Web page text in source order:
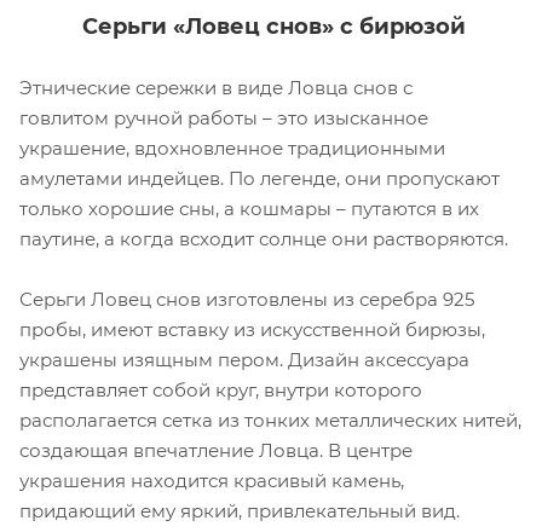
Серьги «Ловец снов» с бирюзой
Этнические сережки в виде Ловца снов с
говлитом ручной работы – это изысканное
украшение, вдохновленное традиционными
амулетами индейцев. По легенде, они пропускают
только хорошие сны, а кошмары – путаются в их
паутине, а когда всходит солнце они растворяются.
Серьги Ловец снов изготовлены из серебра 925
пробы, имеют вставку из искусственной бирюзы,
украшены изящным пером. Дизайн аксессуара
представляет собой круг, внутри которого
располагается сетка из тонких металлических нитей,
создающая впечатление Ловца. В центре
украшения находится красивый камень,
придающий ему яркий, привлекательный вид.